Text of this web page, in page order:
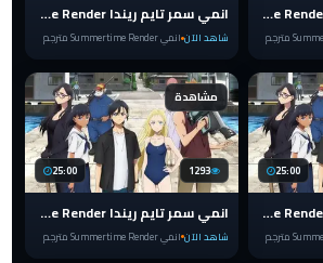
انمي سمر تايم ريندا Summertime Render الحلقة 23 مترجم انمي سمر تايم ريندا Summertime Render الحلقة 22 مترجم
شاهد الآن انمي Summertime Render مترجم
25:00
انمي سمر تايم ريندا Summertime Render الحلقة 21 مترجم
مشاهدة
25:00 1293
انمي سمر تايم ريندا Summertime Render الحلقة 20 مترجم
شاهد الآن انمي Summertime Render مترجم